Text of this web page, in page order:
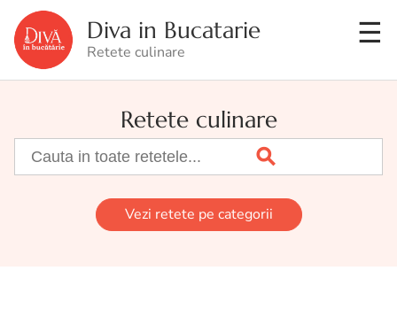
Diva in Bucatarie
Retete culinare
Retete culinare
Vezi retete pe categorii